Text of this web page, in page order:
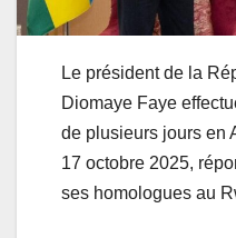
Le président de la
Diomaye Faye
de plusieurs jours en
17 octobre 2025,
ses homologues au